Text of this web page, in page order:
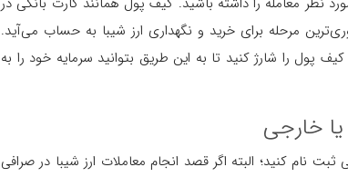
مرحله برای خرید و نگهداری ارز شیبا به حساب می‌آید.
پول را شارژ کنید تا به این طریق بتوانید سرمایه خود را به
خارجی
نام کنید؛ البته اگر قصد انجام معاملات ارز شیبا در صرافی